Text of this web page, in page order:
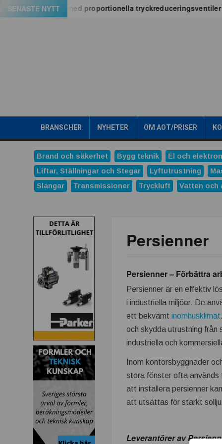
Hoppa
till
SENASTE NYTT
PE06M-serien med proportionella tryckreduceringsventiler
t
o
BRANSCHER NYHETER OM AOT/PRISER
Brand och säkerhet Bygg teknik El och
Liftar, Ställningar och Stegar
Lyftutrustning
Slangar
Transmissioner Tryckluft Vatten och
Persienner
Persienner – Förbättra
Persienner är en effektiv
i industriella miljöer. De
ett bekvämtinomhusklimat
och skydda utrustning från
industriella och
Inom kontorsbyggnader
stora fönster ofta används
att installera persienner
att utsättas för starkt
Leverantörer av